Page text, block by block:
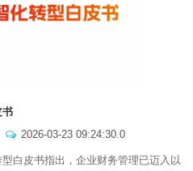
书
2026-03-23 09:24:30.0
白皮书指出，企业财务管理已迈入以